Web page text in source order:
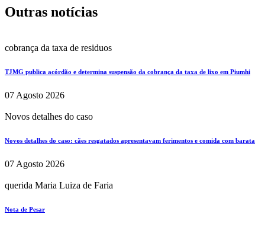
Outras notícias
cobrança da taxa de residuos
TJMG publica acórdão e determina suspensão da cobrança da taxa de lixo em Piumhi
07 Agosto 2026
Novos detalhes do caso
Novos detalhes do caso: cães resgatados apresentavam ferimentos e comida com barata
07 Agosto 2026
querida Maria Luiza de Faria
Nota de Pesar